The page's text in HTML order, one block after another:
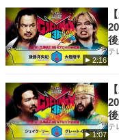
2:16
テ
1:07
テ